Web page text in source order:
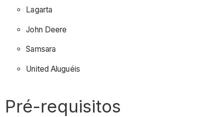
Lagarta
John Deere
Samsara
United Aluguéis
Pré-requisitos